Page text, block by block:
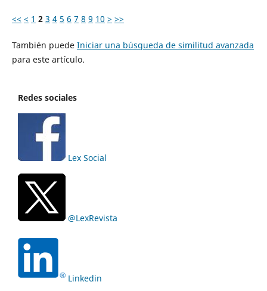
<< < 1 2 3 4 5 6 7 8 9 10 > >>
También puede Iniciar una búsqueda de similitud avanzada
para este artículo.
Redes sociales
Lex Social
@LexRevista
Linkedin